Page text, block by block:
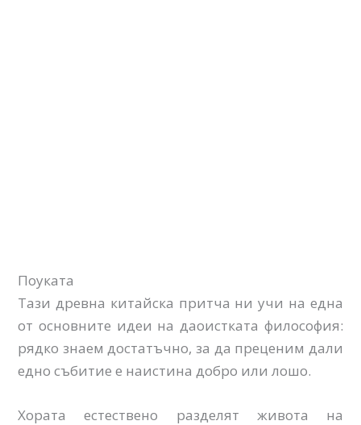
Поуката
Тази древна китайска притча ни учи на една
от основните идеи на даоистката философия:
рядко знаем достатъчно, за да преценим дали
едно събитие е наистина добро или лошо.
Хората естествено разделят живота на